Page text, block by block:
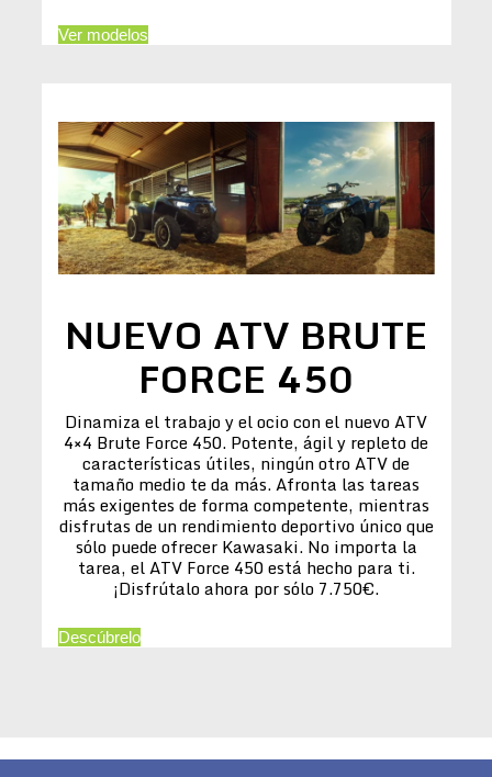
Ver modelos
NUEVO ATV BRUTE
FORCE 450
Dinamiza el trabajo y el ocio con el nuevo ATV
4×4 Brute Force 450. Potente, ágil y repleto de
características útiles, ningún otro ATV de
tamaño medio te da más. Afronta las tareas
más exigentes de forma competente, mientras
disfrutas de un rendimiento deportivo único que
sólo puede ofrecer Kawasaki. No importa la
tarea, el ATV Force 450 está hecho para ti.
¡Disfrútalo ahora por sólo 7.750€.
Descúbrelo